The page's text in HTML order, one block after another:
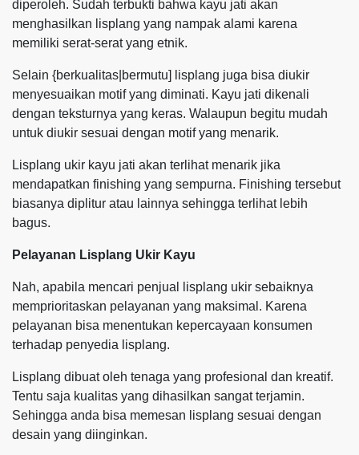
diperoleh. Sudah terbukti bahwa kayu jati akan
menghasilkan lisplang yang nampak alami karena
memiliki serat-serat yang etnik.
Selain {berkualitas|bermutu] lisplang juga bisa diukir
menyesuaikan motif yang diminati. Kayu jati dikenali
dengan teksturnya yang keras. Walaupun begitu mudah
untuk diukir sesuai dengan motif yang menarik.
Lisplang ukir kayu jati akan terlihat menarik jika
mendapatkan finishing yang sempurna. Finishing tersebut
biasanya diplitur atau lainnya sehingga terlihat lebih
bagus.
Pelayanan Lisplang Ukir Kayu
Nah, apabila mencari penjual lisplang ukir sebaiknya
memprioritaskan pelayanan yang maksimal. Karena
pelayanan bisa menentukan kepercayaan konsumen
terhadap penyedia lisplang.
Lisplang dibuat oleh tenaga yang profesional dan kreatif.
Tentu saja kualitas yang dihasilkan sangat terjamin.
Sehingga anda bisa memesan lisplang sesuai dengan
desain yang diinginkan.